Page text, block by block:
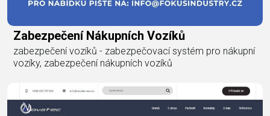
Zabezpečení Nákupních Vozíků
zabezpečení vozíků - zabezpečovací systém pro nákupní
vozíky, zabezpečení nákupních vozíků